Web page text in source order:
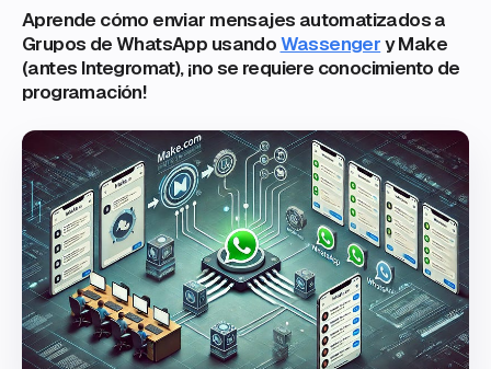
Aprende cómo enviar mensajes automatizados a
Grupos de WhatsApp usandoWassengery Make
(antes Integromat), ¡no se requiere conocimiento de
programación!